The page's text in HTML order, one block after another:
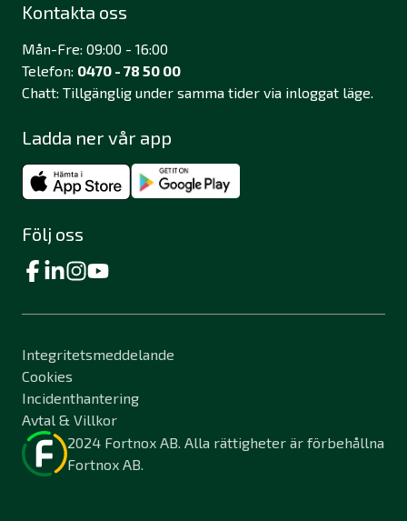
Kontakta oss
Mån-Fre: 09:00 - 16:00
Telefon: 0470 - 78 50 00
Chatt: Tillgänglig under samma tider via inloggat läge.
Ladda ner vår app
Följ oss
Integritetsmeddelande
Cookies
Incidenthantering
Avtal & Villkor
2024 Fortnox AB. Alla rättigheter är förbehållna
Fortnox AB.